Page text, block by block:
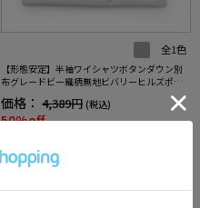
全1色
【形態安定】半袖ワイシャツボタンダウン別
布グレードビー織柄無地ビバリーヒルズポロ
価格： 4,389円 (税込)
50%off